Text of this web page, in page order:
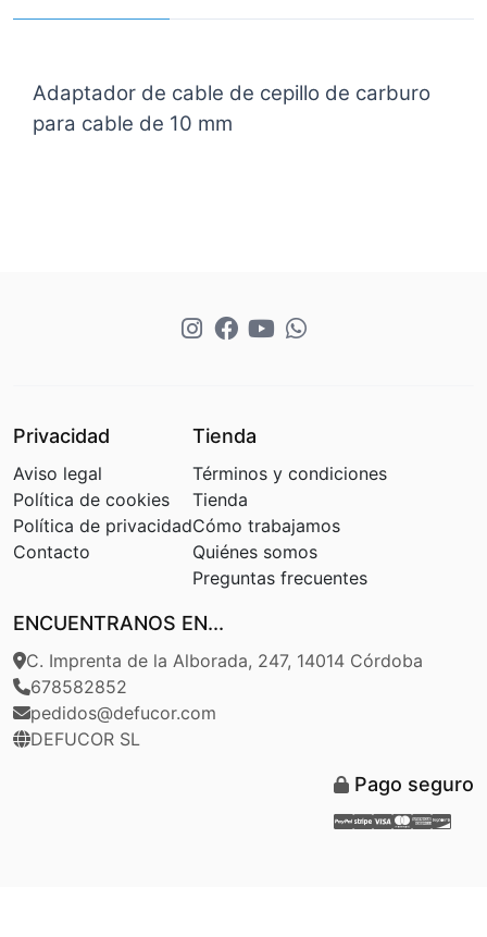
Adaptador de cable de cepillo de carburo
para cable de 10 mm
Privacidad
Aviso legal
Política de cookies
Política de privacidad
Contacto
Tienda
Términos y condiciones
Tienda
Cómo trabajamos
Quiénes somos
Preguntas frecuentes
ENCUENTRANOS EN...
C. Imprenta de la Alborada, 247, 14014 Córdoba
678582852
pedidos@defucor.com
DEFUCOR SL
Pago seguro
Paypal
Stripe
Visa